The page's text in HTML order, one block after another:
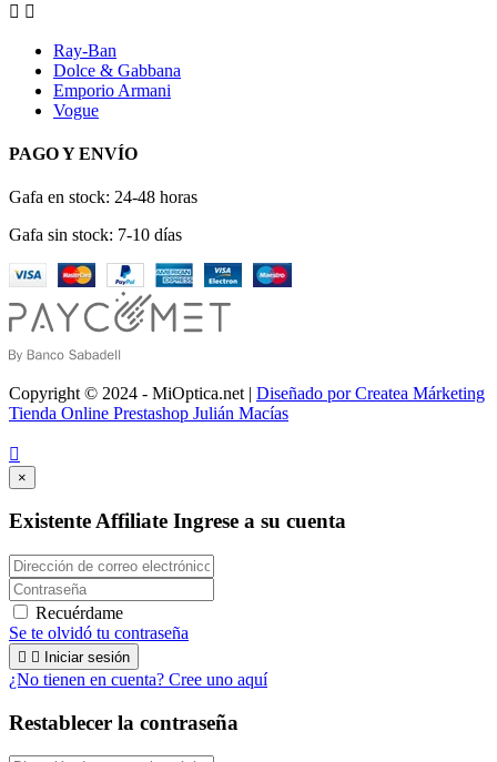
 
Ray-Ban
Dolce & Gabbana
Emporio Armani
Vogue
PAGO Y ENVÍO
Gafa en stock: 24-48 horas
Gafa sin stock: 7-10 días
Copyright © 2024 - MiOptica.net | Diseñado por Createa Márketing
Tienda Online Prestashop Julián Macías

×
Existente Affiliate Ingrese a su cuenta
Recuérdame
Se te olvidó tu contraseña
  Iniciar sesión
¿No tienen en cuenta? Cree uno aquí
Restablecer la contraseña